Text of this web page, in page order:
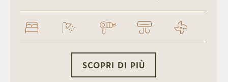
SCOPRI DI PIÙ